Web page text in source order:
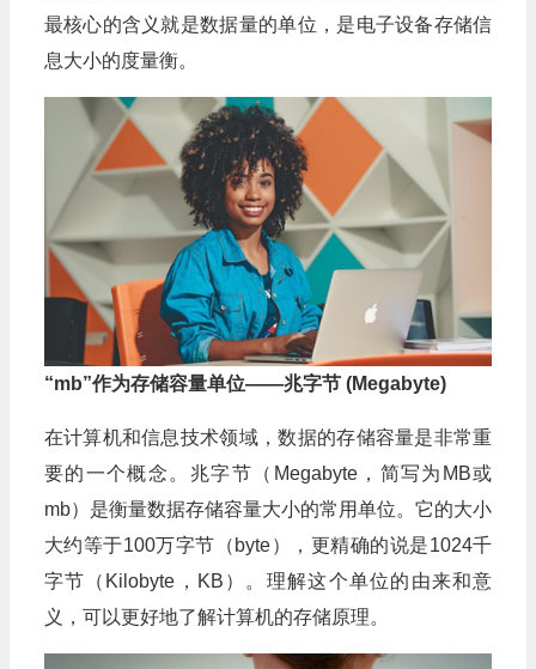
最核心的含义就是数据量的单位，是电子设备存储信
息大小的度量衡。
“mb”作为存储容量单位——兆字节 (Megabyte)
在计算机和信息技术领域，数据的存储容量是非常重
要的一个概念。兆字节（Megabyte，简写为MB或
mb）是衡量数据存储容量大小的常用单位。它的大小
大约等于100万字节（byte），更精确的说是1024千
字节（Kilobyte，KB）。理解这个单位的由来和意
义，可以更好地了解计算机的存储原理。